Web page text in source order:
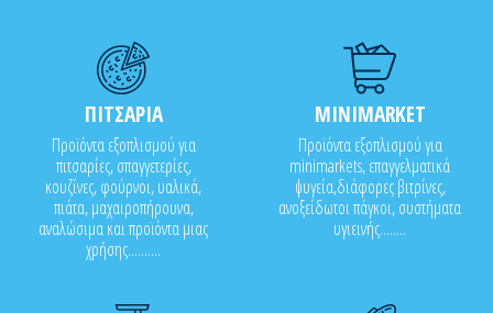
ΠΙΤΣΑΡΙΑ
Προϊόντα εξοπλισμού για
πιτσαρίες, σπαγγετερίες,
κουζίνες, φούρνοι, υαλικά,
πιάτα, μαχαιροπήρουνα,
αναλώσιμα και προϊόντα μιας
χρήσης..........
MINIMARKET
Προϊόντα εξοπλισμού για
minimarkets, επαγγελματικά
ψυγεία,διάφορες βιτρίνες,
ανοξείδωτοι πάγκοι, συστήματα
υγιεινής........